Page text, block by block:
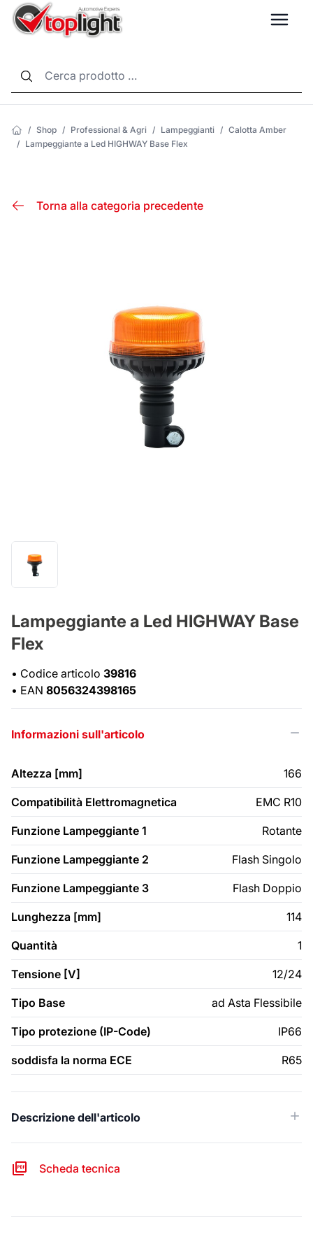
/ Shop / Professional & Agri / Lampeggianti / Calotta Amber
/ Lampeggiante a Led HIGHWAY Base Flex
Torna alla categoria precedente
Lampeggiante a Led HIGHWAY Base
Flex
• Codice articolo 39816
• EAN 8056324398165
Informazioni sull'articolo
Altezza [mm] 166
Compatibilità Elettromagnetica EMC R10
Funzione Lampeggiante 1 Rotante
Funzione Lampeggiante 2 Flash Singolo
Funzione Lampeggiante 3 Flash Doppio
Lunghezza [mm] 114
Quantità 1
Tensione [V] 12/24
Tipo Base ad Asta Flessibile
Tipo protezione (IP-Code) IP66
soddisfa la norma ECE R65
Descrizione dell'articolo
Scheda tecnica